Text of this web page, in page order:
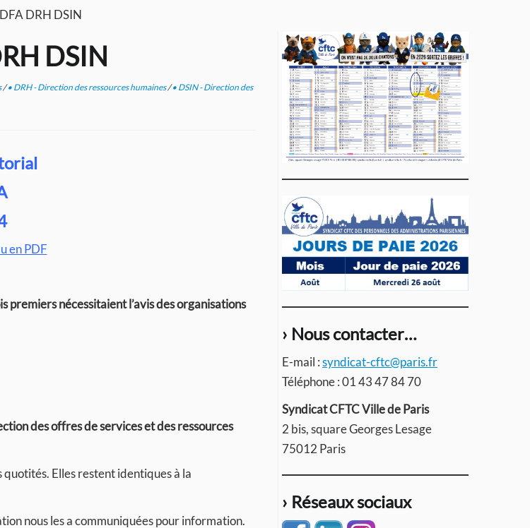
DRH DSIN
DSIN
/• DRH - Direction des ressources humaines/• DSIN - Direction des
en PDF
premiers nécessitaient l’avis des organisations
des offres de services et des ressources
quotités. Elles restent identiques à la
nous les a communiquées pour information.
› Nous contacter…
E-mail :syndicat-cftc@paris.fr
Téléphone : 01 43 47 84 70
Syndicat CFTC Ville de Paris
2 bis, square Georges Lesage
75012 Paris
› Réseaux sociaux